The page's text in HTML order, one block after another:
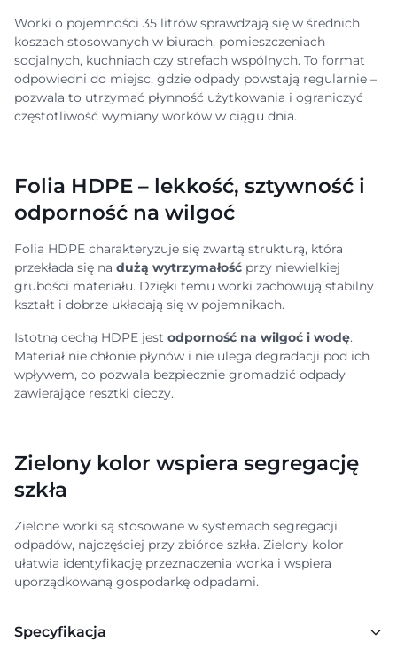
Worki o pojemności 35 litrów sprawdzają się w średnich
koszach stosowanych w biurach, pomieszczeniach
socjalnych, kuchniach czy strefach wspólnych. To format
odpowiedni do miejsc, gdzie odpady powstają regularnie –
pozwala to utrzymać płynność użytkowania i ograniczyć
częstotliwość wymiany worków w ciągu dnia.
Folia HDPE – lekkość, sztywność i
odporność na wilgoć
Folia HDPE charakteryzuje się zwartą strukturą, która
przekłada się na dużą wytrzymałość przy niewielkiej
grubości materiału. Dzięki temu worki zachowują stabilny
kształt i dobrze układają się w pojemnikach.
Istotną cechą HDPE jest odporność na wilgoć i wodę.
Materiał nie chłonie płynów i nie ulega degradacji pod ich
wpływem, co pozwala bezpiecznie gromadzić odpady
zawierające resztki cieczy.
Zielony kolor wspiera segregację
szkła
Zielone worki są stosowane w systemach segregacji
odpadów, najczęściej przy zbiórce szkła. Zielony kolor
ułatwia identyfikację przeznaczenia worka i wspiera
uporządkowaną gospodarkę odpadami.
Specyfikacja